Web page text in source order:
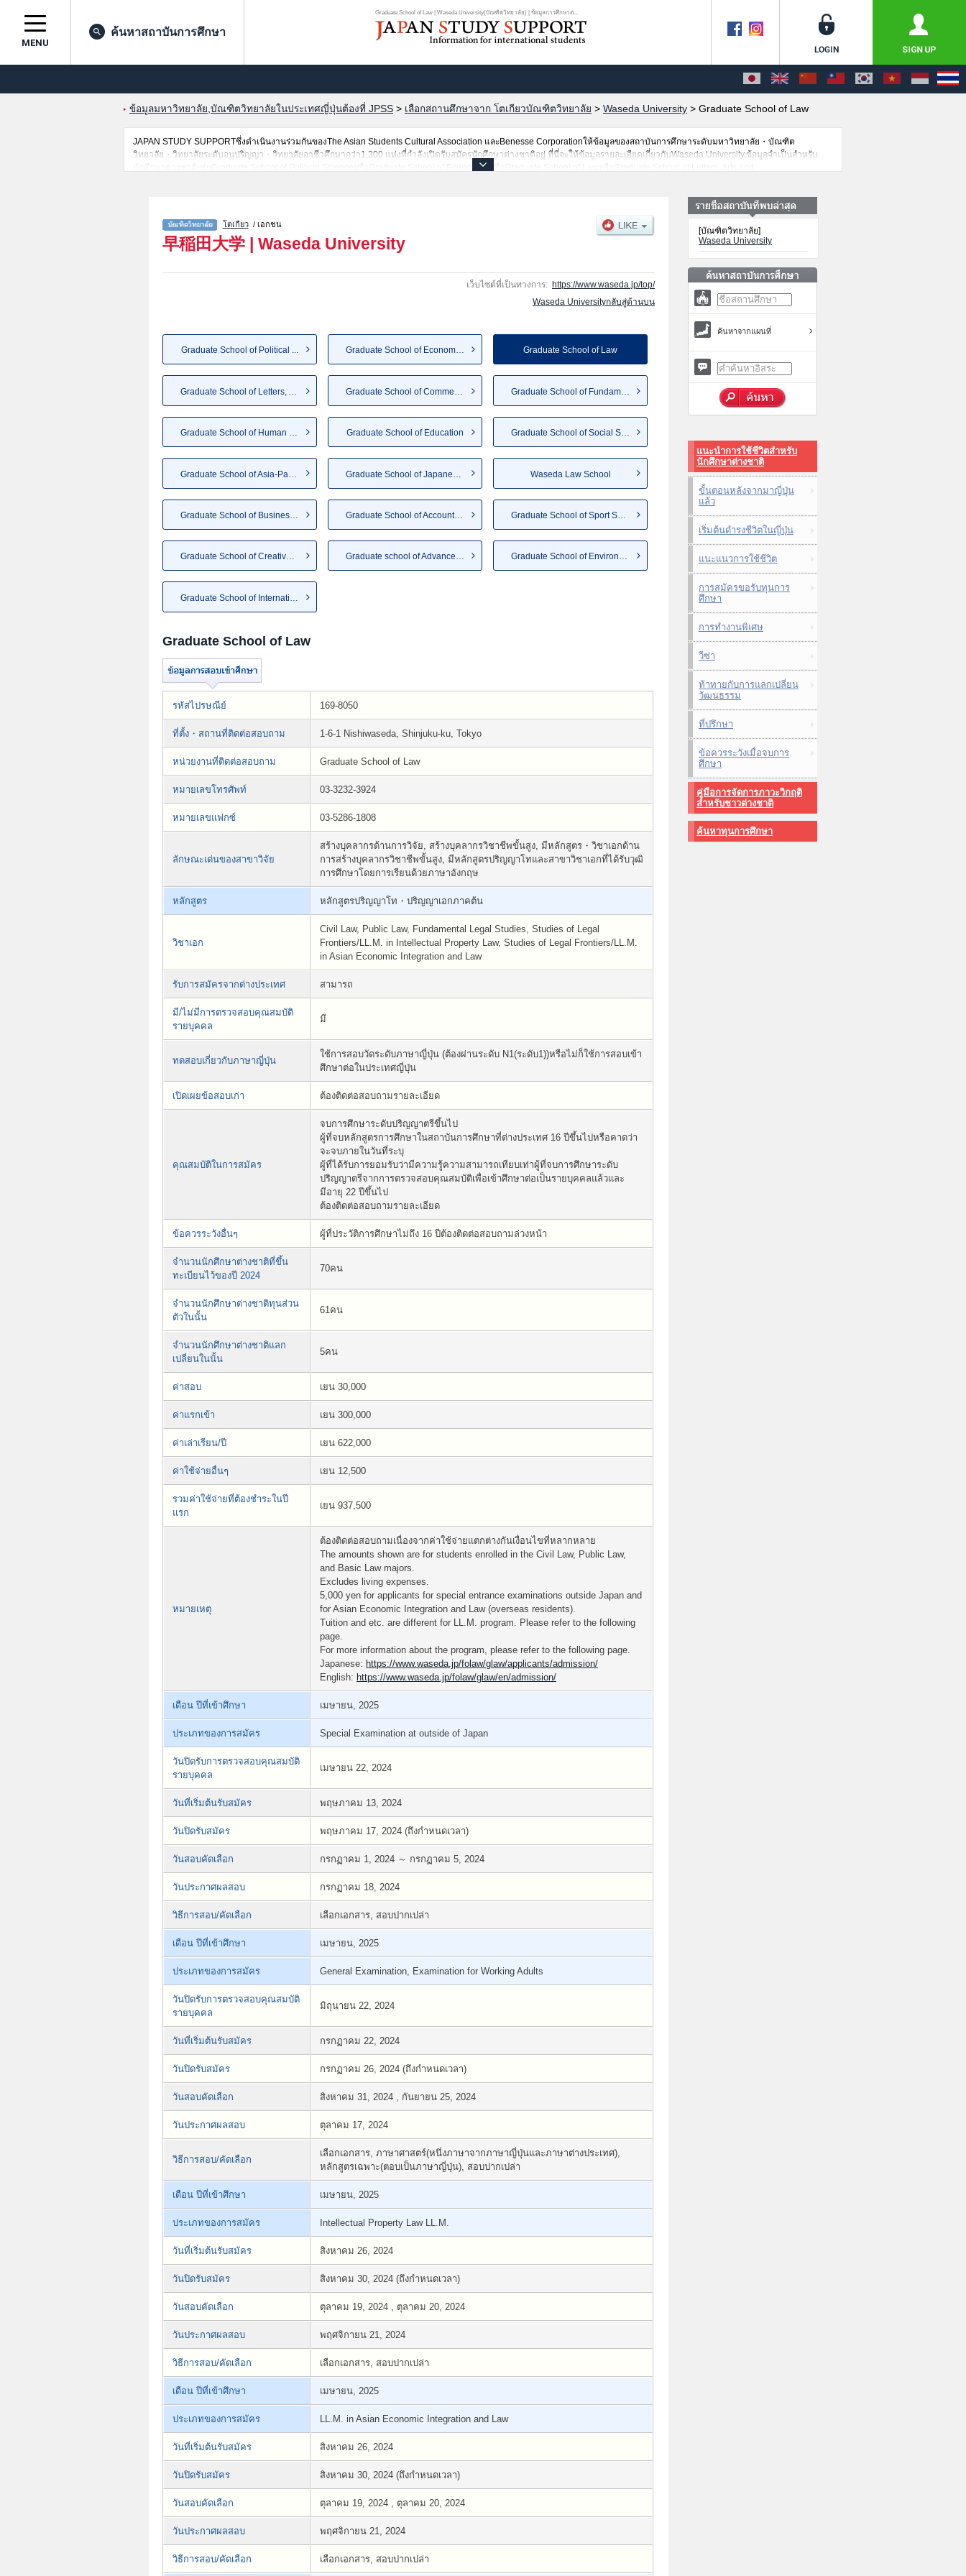
Graduate School of Law | Waseda University(บัณฑิตวิทยาลัย) | ข้อมูลการศึกษาต่...
MENU
ค้นหาสถาบันการศึกษา
ข้อมูลมหาวิทยาลัย,บัณฑิตวิทยาลัยในประเทศญี่ปุ่นต้องที่ JPSS > เลือกสถานศึกษาจาก โตเกียวบัณฑิตวิทยาลัย > Waseda University > Graduate School of Law
JAPAN STUDY SUPPORTซึ่งดำเนินงานร่วมกันของThe Asian Students Cultural Association และBenesse Corporationให้ข้อมูลของสถาบันการศึกษาระดับมหาวิทยาลัย・บัณฑิต
วิทยาลัย・วิทยาลัยระดับอนุปริญญา・วิทยาลัยอาชีวศึกษากว่า1,300 แห่งที่กำลังเปิดรับสมัครนักศึกษาต่างชาติอยู่ ที่นี่จะให้ข้อมูลรายละเอียดเกี่ยวกับWaseda University,ข้อมูลจำเป็นสำหรับ
นักศึกษาต่างชาติเช่นGraduate School of Political ScienceหรือGraduate School of EconomicsหรือGraduate School of LawหรือGraduate School of Letters, Arts and
SchoolหรือGraduate School of Business and FinanceหรือGraduate School of AccountancyหรือGraduate School of Sport SciencesหรือGraduate School of Creative Science and
EngineeringหรือGraduate school of Advanced Science and EngineeringหรือGraduate School of Environment and Energy EngineeringหรือGraduate School of International Culture
and Communication Studies เป็นต้น,ข้อมูลของแต่ละสาขาวิจัย,ข้อมูลการสอบคัดเลือกเข้าศึกษาเช่นจำนวนคนที่รับสมัครหรือจำนวนคนที่ผ่านการสอบคัดเลือกเป็นต้น,แนะนำสถานที่,การเดิน
ทางเป็นต้นไว้ด้วยดังนั้นขอเชิญใช้บริการค้นหาข้อมูลตามอัธยาศัย
โตเกียว/ เอกชน
早稲田大学 | Waseda University
เว็บไซต์ที่เป็นทางการ: https://www.waseda.jp/top/
Waseda Universityกลับสู่ด้านบน
Graduate School of Political ... Graduate School of Economics Graduate School of Law
Graduate School of Human Scie... Graduate School of Education Graduate School of Social Sci...
Waseda Law School
Graduate School of Business a... Graduate School of Accountancy Graduate School of Sport Scie...
Graduate School of Creative S... Graduate school of Advanced S... Graduate School of Environmen...
Graduate School of Law
รหัสไปรษณีย์ 169-8050
ที่ตั้ง・สถานที่ติดต่อสอบถาม 1-6-1 Nishiwaseda, Shinjuku-ku, Tokyo
หน่วยงานที่ติดต่อสอบถาม Graduate School of Law
หมายเลขโทรศัพท์ 03-3232-3924
หมายเลขแฟกซ์ 03-5286-1808
ลักษณะเด่นของสาขาวิจัย
สร้างบุคลากรด้านการวิจัย, สร้างบุคลากรวิชาชีพขั้นสูง, มีหลักสูตร・วิชาเอกด้าน
การสร้างบุคลากรวิชาชีพขั้นสูง, มีหลักสูตรปริญญาโทและสาขาวิชาเอกที่ได้รับวุฒิ
การศึกษาโดยการเรียนด้วยภาษาอังกฤษ
หลักสูตร หลักสูตรปริญญาโท・ปริญญาเอกภาคต้น
วิชาเอก
Civil Law, Public Law, Fundamental Legal Studies, Studies of Legal
Frontiers/LL.M. in Intellectual Property Law, Studies of Legal Frontiers/LL.M.
in Asian Economic Integration and Law
รับการสมัครจากต่างประเทศ สามารถ
มี/ไม่มีการตรวจสอบคุณสมบัติ
รายบุคคล
มี
ทดสอบเกี่ยวกับภาษาญี่ปุ่น
ใช้การสอบวัดระดับภาษาญี่ปุ่น (ต้องผ่านระดับ N1(ระดับ1))หรือไม่ก็ใช้การสอบเข้า
ศึกษาต่อในประเทศญี่ปุ่น
เปิดเผยข้อสอบเก่า ต้องติดต่อสอบถามรายละเอียด
คุณสมบัติในการสมัคร
จบการศึกษาระดับปริญญาตรีขึ้นไป
ผู้ที่จบหลักสูตรการศึกษาในสถาบันการศึกษาที่ต่างประเทศ 16 ปีขึ้นไปหรือคาดว่า
จะจบภายในวันที่ระบุ
ผู้ที่ได้รับการยอมรับว่ามีความรู้ความสามารถเทียบเท่าผู้ที่จบการศึกษาระดับ
ปริญญาตรีจากการตรวจสอบคุณสมบัติเพื่อเข้าศึกษาต่อเป็นรายบุคคลแล้วและ
มีอายุ 22 ปีขึ้นไป
ต้องติดต่อสอบถามรายละเอียด
ข้อควรระวังอื่นๆ ผู้ที่ประวัติการศึกษาไม่ถึง 16 ปีต้องติดต่อสอบถามล่วงหน้า
จำนวนนักศึกษาต่างชาติที่ขึ้น
ทะเบียนไว้ของปี 2024
70คน
จำนวนนักศึกษาต่างชาติทุนส่วน
ตัวในนั้น
61คน
จำนวนนักศึกษาต่างชาติแลก
เปลี่ยนในนั้น
5คน
ค่าสอบ เยน 30,000
ค่าแรกเข้า เยน 300,000
ค่าเล่าเรียน/ปี เยน 622,000
ค่าใช้จ่ายอื่นๆ เยน 12,500
รวมค่าใช้จ่ายที่ต้องชำระในปี
แรก
เยน 937,500
หมายเหตุ
ต้องติดต่อสอบถามเนื่องจากค่าใช้จ่ายแตกต่างกันเงื่อนไขที่หลากหลาย
The amounts shown are for students enrolled in the Civil Law, Public Law,
and Basic Law majors.
Excludes living expenses.
5,000 yen for applicants for special entrance examinations outside Japan and
for Asian Economic Integration and Law (overseas residents).
Tuition and etc. are different for LL.M. program. Please refer to the following
page.
For more information about the program, please refer to the following page.
Japanese: https://www.waseda.jp/folaw/glaw/applicants/admission/
English: https://www.waseda.jp/folaw/glaw/en/admission/
เดือน ปีที่เข้าศึกษา เมษายน, 2025
ประเภทของการสมัคร Special Examination at outside of Japan
วันปิดรับการตรวจสอบคุณสมบัติ
รายบุคคล
เมษายน 22, 2024
วันที่เริ่มต้นรับสมัคร พฤษภาคม 13, 2024
วันปิดรับสมัคร พฤษภาคม 17, 2024 (ถึงกำหนดเวลา)
วันสอบคัดเลือก กรกฏาคม 1, 2024 ～ กรกฏาคม 5, 2024
วันประกาศผลสอบ กรกฏาคม 18, 2024
วิธีการสอบ/คัดเลือก เลือกเอกสาร, สอบปากเปล่า
เดือน ปีที่เข้าศึกษา เมษายน, 2025
ประเภทของการสมัคร General Examination, Examination for Working Adults
วันปิดรับการตรวจสอบคุณสมบัติ
รายบุคคล
มิถุนายน 22, 2024
วันที่เริ่มต้นรับสมัคร กรกฏาคม 22, 2024
วันปิดรับสมัคร กรกฏาคม 26, 2024 (ถึงกำหนดเวลา)
วันสอบคัดเลือก สิงหาคม 31, 2024 , กันยายน 25, 2024
วันประกาศผลสอบ ตุลาคม 17, 2024
วิธีการสอบ/คัดเลือก
เลือกเอกสาร, ภาษาศาสตร์(หนึ่งภาษาจากภาษาญี่ปุ่นและภาษาต่างประเทศ),
หลักสูตรเฉพาะ(ตอบเป็นภาษาญี่ปุ่น), สอบปากเปล่า
เดือน ปีที่เข้าศึกษา เมษายน, 2025
ประเภทของการสมัคร Intellectual Property Law LL.M.
วันที่เริ่มต้นรับสมัคร สิงหาคม 26, 2024
วันปิดรับสมัคร สิงหาคม 30, 2024 (ถึงกำหนดเวลา)
วันสอบคัดเลือก ตุลาคม 19, 2024 , ตุลาคม 20, 2024
วันประกาศผลสอบ พฤศจิกายน 21, 2024
วิธีการสอบ/คัดเลือก เลือกเอกสาร, สอบปากเปล่า
เดือน ปีที่เข้าศึกษา เมษายน, 2025
ประเภทของการสมัคร LL.M. in Asian Economic Integration and Law
วันที่เริ่มต้นรับสมัคร สิงหาคม 26, 2024
วันปิดรับสมัคร สิงหาคม 30, 2024 (ถึงกำหนดเวลา)
วันสอบคัดเลือก ตุลาคม 19, 2024 , ตุลาคม 20, 2024
วันประกาศผลสอบ พฤศจิกายน 21, 2024
วิธีการสอบ/คัดเลือก เลือกเอกสาร, สอบปากเปล่า
[บัณฑิตวิทยาลัย]
Waseda University
ค้นหาจากแผนที่
แนะนำการใช้ชีวิตสำหรับ
นักศึกษาต่างชาติ
ขั้นตอนหลังจากมาญี่ปุ่น
แล้ว
เริ่มต้นดำรงชีวิตในญี่ปุ่น
แนะแนวการใช้ชีวิต
การสมัครขอรับทุนการ
ศึกษา
การทำงานพิเศษ
วีซ่า
ท้าทายกับการแลกเปลี่ยน
วัฒนธรรม
ที่ปรึกษา
ข้อควรระวังเมื่อจบการ
ศึกษา
คู่มือการจัดการภาวะวิกฤติ
สำหรับชาวต่างชาติ
ค้นหาทุนการศึกษา